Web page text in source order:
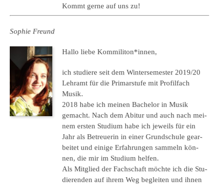
Kommt gerne auf uns zu!
Sophie Freund
Hallo liebe Kom­mi­li­ton*innen,
ich stu­die­re seit dem Win­ter­se­mes­ter 2019/20
Lehr­amt für die Pri­mar­stu­fe mit Pro­fil­fach
Musik.
2018 habe ich mei­nen Bache­lor in Musik
gemacht. Nach dem Abitur und auchnach mei­
nem ers­ten Stu­di­um habe ich jeweils für ein
Jahr als Betreue­rin in einer Grund­schu­le gear­
bei­tet und eini­ge Erfah­run­gen sam­meln kön­
nen, die mir im Stu­di­um hel­fen.
Als Mit­glied der Fach­schaft möch­teichdie Stu­
die­ren­den auf ihrem Weg beglei­ten und ihnen